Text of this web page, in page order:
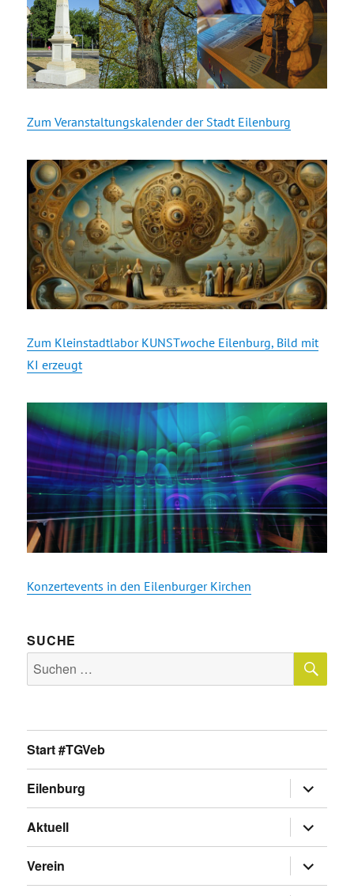
Zum Veranstaltungskalender der Stadt Eilenburg
Zum Kleinstadtlabor KUNSTwoche Eilenburg, Bild mit
KI erzeugt
Konzertevents in den Eilenburger Kirchen
SUCHE
Suche
nach:
Start #TGVeb
Eilenburg
anzeigen
Aktuell
anzeigen
Verein
anzeigen